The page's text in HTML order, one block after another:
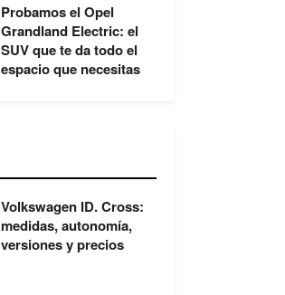
Probamos el Opel
Grandland Electric: el
SUV que te da todo el
espacio que necesitas
Volkswagen ID. Cross:
medidas, autonomía,
versiones y precios